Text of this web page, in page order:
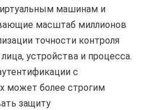
машинам и
масштаб миллионов
точности контроля
устройства и процесса.
с
может более строгим
защиту